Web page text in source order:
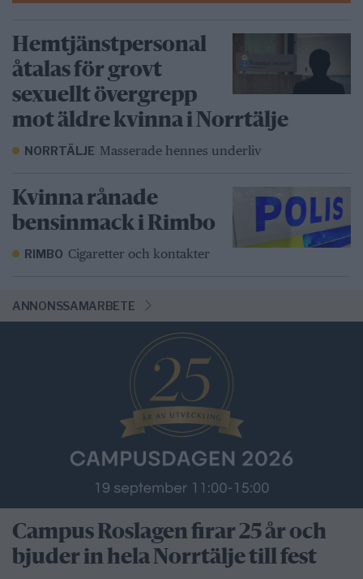
Hemtjänstpersonal
åtalas för grovt
sexuellt övergrepp
mot äldre kvinna i Norrtälje
NORRTÄLJE Masserade hennes underliv
Kvinna rånade
bensinmack i Rimbo
RIMBO Cigaretter och kontakter
ANNONSSAMARBETE
Campus Roslagen firar 25 år och
bjuder in hela Norrtälje till fest